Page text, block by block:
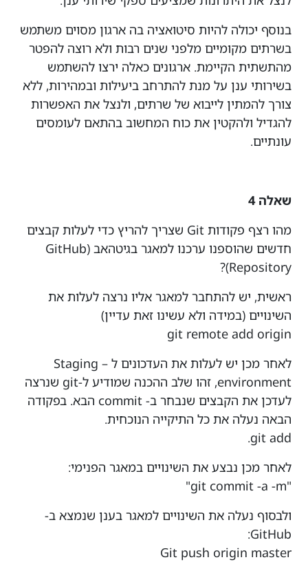
בנוסף יכולה להיות סיטואציה בה ארגון מסוים משתמש
בשרתים מקומיים מלפני שנים רבות ולא רוצה להפטר
מהתשתית הקיימת. ארגונים כאלה ירצו להשתמש
בשירותי ענן על מנת להתרחב ביעילות ובמהירות, ללא
צורך להמתין לייבוא של שרתים, ולנצל את האפשרות
להגדיל ולהקטין את כוח המחשוב בהתאם לעומסים
עונתיים.
שאלה 4
מהו רצף פקודות Git שצריך להריץ כדי לעלות קבצים
חדשים שהוספנו ערכנו למאגר בגיטהאב (GitHub
Repository)?
ראשית, יש להתחבר למאגר אליו נרצה לעלות את
השינויים (במידה ולא עשינו זאת עדיין)
git remote add origin
לאחר מכן יש לעלות את העדכונים ל – Staging
environment, זהו שלב ההכנה שמודיע ל-git שנרצה
לעדכן את הקבצים שנבחר ב- commit הבא. בפקודה
הבאה נעלה את כל התיקייה הנוכחית.
git add.
לאחר מכן נבצע את השינויים במאגר הפנימי:
"git commit -a -m"
ולבסוף נעלה את השינויים למאגר בענן שנמצא ב-
GitHub:
Git push origin master